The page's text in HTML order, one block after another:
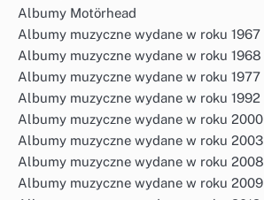
Albumy Motörhead
Albumy muzyczne wydane w roku 1967
Albumy muzyczne wydane w roku 1968
Albumy muzyczne wydane w roku 1977
Albumy muzyczne wydane w roku 1992
Albumy muzyczne wydane w roku 2000
Albumy muzyczne wydane w roku 2003
Albumy muzyczne wydane w roku 2008
Albumy muzyczne wydane w roku 2009